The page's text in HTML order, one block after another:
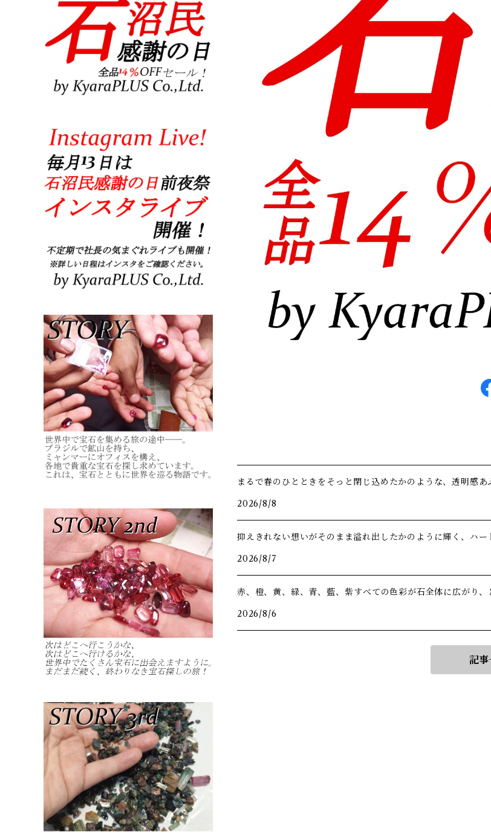
まるで春のひとときをそっと閉じ込めたかのような、透明感
2026/8/8
抑えきれない想いがそのまま溢れ出したかのように輝く、ハー
2026/8/7
赤、橙、黄、緑、青、藍、紫――すべての色彩が石全体に広がり
2026/8/6
記事